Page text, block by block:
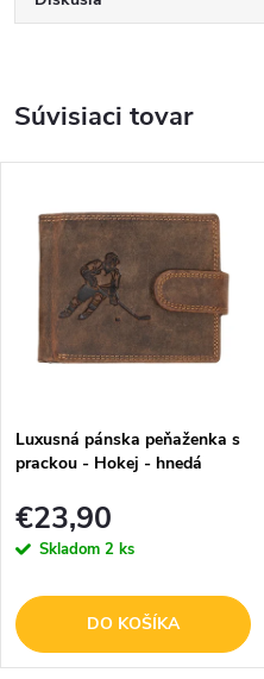
Súvisiaci tovar
Luxusná pánska peňaženka s
prackou - Hokej - hnedá
€23,90
Skladom 2 ks
DO KOŠÍKA